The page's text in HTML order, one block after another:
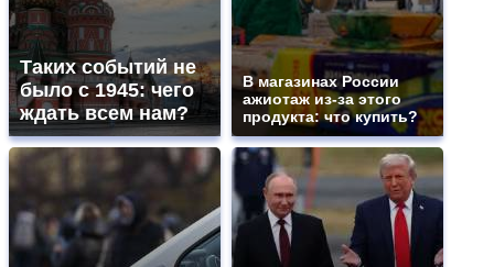
Таких событий не
было с 1945: чего
ждать всем нам?
В магазинах России
ажиотаж из-за этого
продукта: что купить?